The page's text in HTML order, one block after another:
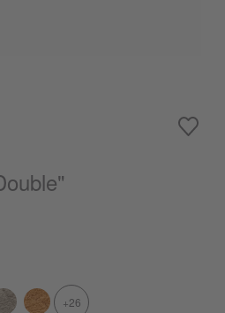
+26